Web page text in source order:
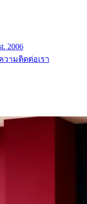
2006
วามติดต่อเรา